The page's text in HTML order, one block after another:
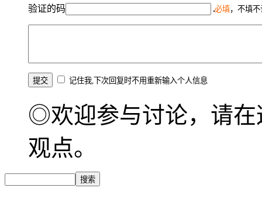
验证的码 必填，不填
记住我,下次回复时不用重新输入个人信息
◎欢迎参与讨论，请在
观点。